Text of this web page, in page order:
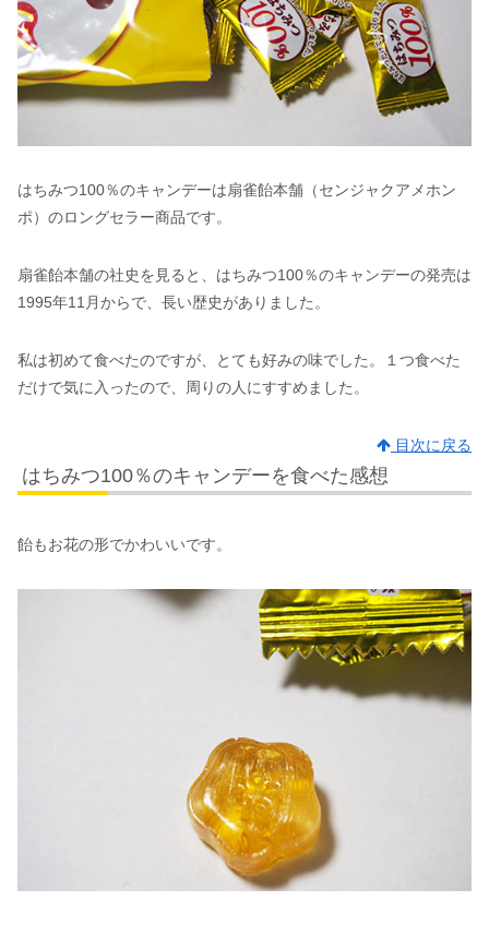
はちみつ100％のキャンデーは扇雀飴本舗（センジャクアメホン
ポ）のロングセラー商品です。
扇雀飴本舗の社史を見ると、はちみつ100％のキャンデーの発売は
1995年11月からで、長い歴史がありました。
私は初めて食べたのですが、とても好みの味でした。１つ食べた
だけで気に入ったので、周りの人にすすめました。
目次に戻る
はちみつ100％のキャンデーを食べた感想
飴もお花の形でかわいいです。